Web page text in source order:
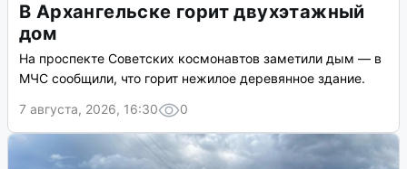
В Архангельске горит двухэтажный
дом
На проспекте Советских космонавтов заметили дым — в
МЧС сообщили, что горит нежилое деревянное здание.
7 августа, 2026, 16:30
0